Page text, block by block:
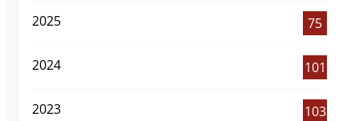
2025 75
2024 101
2023 103